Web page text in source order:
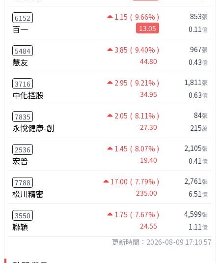
6152 1.15 ( 9.66% )
百一 13.05
853張
0.11億
5484 3.85 ( 9.40% )
慧友 44.80
967張
0.43億
3716 2.95 ( 9.21% )
中化控股 34.95
1,811張
0.63億
7835 2.05 ( 8.11% )
永悅健康-創 27.30
84張
215萬
2536 1.45 ( 8.07% )
宏普 19.40
2,105張
0.41億
7788 17.00 ( 7.79% )
松川精密 235.00
2,761張
6.51億
3550 1.75 ( 7.67% )
聯穎 24.55
4,599張
1.11億
更新時間：2026-08-09 17:10:57